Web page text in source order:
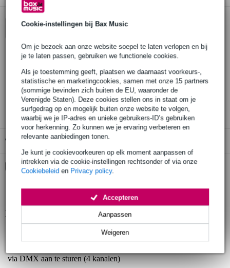
Cookie-instellingen bij Bax Music
Om je bezoek aan onze website soepel te laten verlopen en bij
je te laten passen, gebruiken we functionele cookies.
Als je toestemming geeft, plaatsen we daarnaast voorkeurs-,
statistische en marketingcookies, samen met onze 15 partners
(sommige bevinden zich buiten de EU, waaronder de
Verenigde Staten). Deze cookies stellen ons in staat om je
surfgedrag op en mogelijk buiten onze website te volgen,
waarbij we je IP-adres en unieke gebruikers-ID’s gebruiken
voor herkenning. Zo kunnen we je ervaring verbeteren en
relevante aanbiedingen tonen.
Je kunt je cookievoorkeuren op elk moment aanpassen of
intrekken via de cookie-instellingen rechtsonder of via onze
Cookiebeleid en Privacy policy.
Weigeren
Aanpassen
Accepteren
In winkelwagen
30 dagen 'niet goed geld terug' garantie
3 jaar Bax Music garantie
Gratis ophalen in de winkel
Kies nu voor 2 jaar extra Bax Music garantie en meer
voordelen
€ 5,55 eenmalig
Productinformatie
robuuste switchpack in een compacte behuizing
via DMX aan te sturen (4 kanalen)